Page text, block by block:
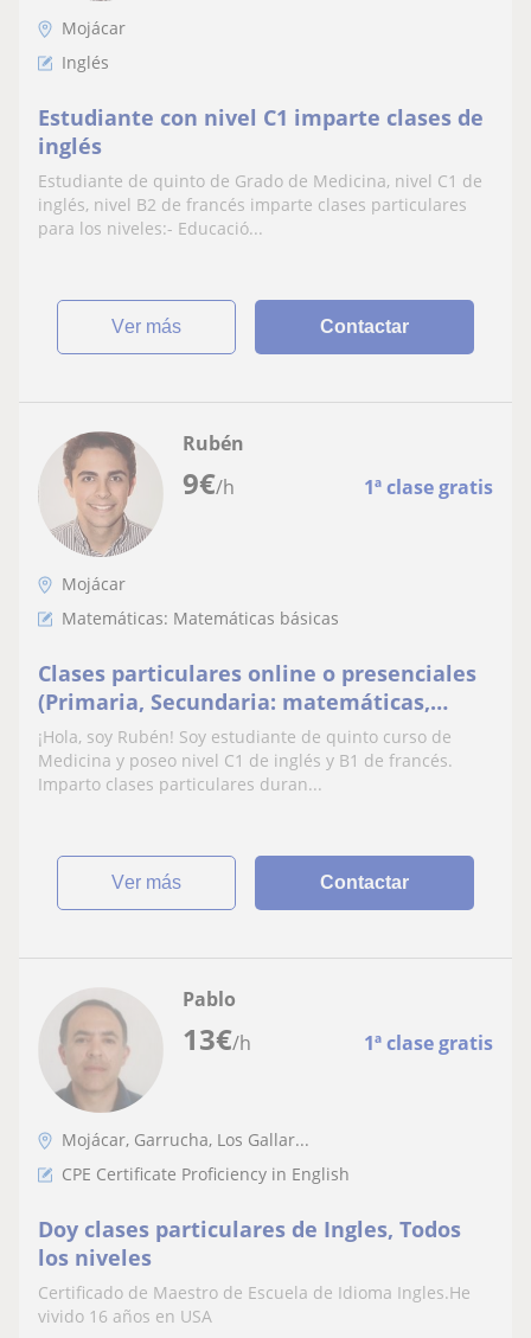
Mojácar
Inglés
Estudiante con nivel C1 imparte clases de
inglés
Estudiante de quinto de Grado de Medicina, nivel C1 de
inglés, nivel B2 de francés imparte clases particulares
para los niveles:- Educació...
ver más Contactar
9€/h 1ª clase gratis
Rubén
Mojácar
Matemáticas: Matemáticas básicas
Clases particulares online o presenciales
(Primaria, Secundaria: matemáticas,
inglés, francés, biología y química)
¡Hola, soy Rubén! Soy estudiante de quinto curso de
Medicina y poseo nivel C1 de inglés y B1 de francés.
Imparto clases particulares duran...
ver más Contactar
13€/h 1ª clase gratis
Pablo
Mojácar, Garrucha, Los Gallar...
CPE Certificate Proficiency in English
Doy clases particulares de Ingles, Todos
los niveles
Certificado de Maestro de Escuela de Idioma Ingles.He
vivido 16 años en USA